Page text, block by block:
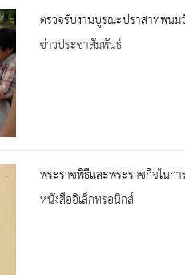
ตรวจรับงานบูรณะปราสาทพนม
ข่าวประชาสัมพันธ์
พระราชพิธีและพระราชกิจในก
หนังสืออิเล็กทรอนิกส์